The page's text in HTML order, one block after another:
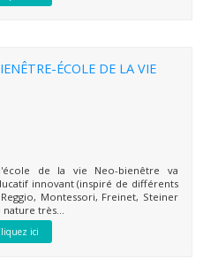
ÉCOLE DE LA VIE
de la vie Neo-bienêtre va
innovant (inspiré de différents
Montessori, Freinet, Steiner
nature très...
ici